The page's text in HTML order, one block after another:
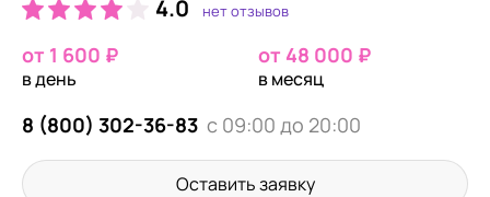
4.0 нет отзывов
от 1 600 ₽
в день
от 48 000 ₽
в месяц
8 (800) 302-36-83 с 09:00 до 20:00
Оставить заявку